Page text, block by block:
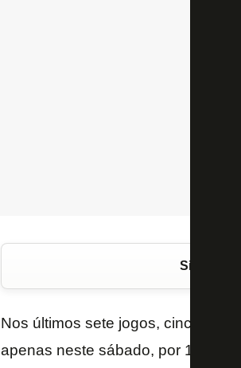
Siga o
Nos últimos sete jogos, cinco
apenas neste sábado, por 1 a 0